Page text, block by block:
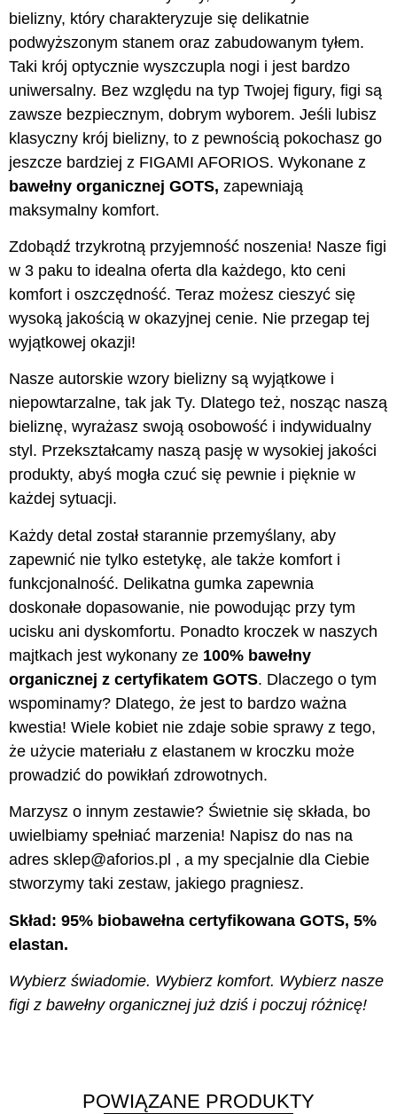
bielizny, który charakteryzuje się delikatnie
podwyższonym stanem oraz zabudowanym tyłem.
Taki krój optycznie wyszczupla nogi i jest bardzo
uniwersalny. Bez względu na typ Twojej figury, figi są
zawsze bezpiecznym, dobrym wyborem. Jeśli lubisz
klasyczny krój bielizny, to z pewnością pokochasz go
jeszcze bardziej z FIGAMI AFORIOS. Wykonane z
bawełny organicznej GOTS, zapewniają
maksymalny komfort.
Zdobądź trzykrotną przyjemność noszenia! Nasze figi
w 3 paku to idealna oferta dla każdego, kto ceni
komfort i oszczędność. Teraz możesz cieszyć się
wysoką jakością w okazyjnej cenie. Nie przegap tej
wyjątkowej okazji!
Nasze autorskie wzory bielizny są wyjątkowe i
niepowtarzalne, tak jak Ty. Dlatego też, nosząc naszą
bieliznę, wyrażasz swoją osobowość i indywidualny
styl. Przekształcamy naszą pasję w wysokiej jakości
produkty, abyś mogła czuć się pewnie i pięknie w
każdej sytuacji.
Każdy detal został starannie przemyślany, aby
zapewnić nie tylko estetykę, ale także komfort i
funkcjonalność. Delikatna gumka zapewnia
doskonałe dopasowanie, nie powodując przy tym
ucisku ani dyskomfortu. Ponadto kroczek w naszych
majtkach jest wykonany ze 100% bawełny
organicznej z certyfikatem GOTS. Dlaczego o tym
wspominamy? Dlatego, że jest to bardzo ważna
kwestia! Wiele kobiet nie zdaje sobie sprawy z tego,
że użycie materiału z elastanem w kroczku może
prowadzić do powikłań zdrowotnych.
Marzysz o innym zestawie? Świetnie się składa, bo
uwielbiamy spełniać marzenia! Napisz do nas na
adres sklep@aforios.pl , a my specjalnie dla Ciebie
stworzymy taki zestaw, jakiego pragniesz.
Skład: 95% biobawełna certyfikowana GOTS, 5%
elastan.
Wybierz świadomie. Wybierz komfort. Wybierz nasze
figi z bawełny organicznej już dziś i poczuj różnicę!
POWIĄZANE PRODUKTY